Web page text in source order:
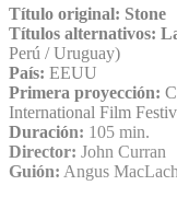
Título original: Stone
Títulos alternativos:
Perú / Uruguay)
País: EEUU
Primera proyección:
International Film
Duración: 105 min.
Director: John Curran
Guión: Angus